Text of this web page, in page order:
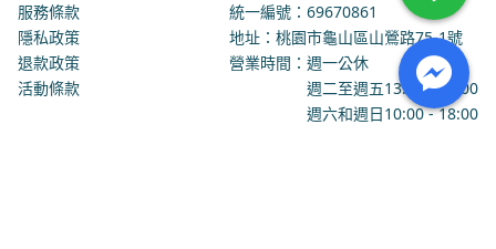
服務條款
隱私政策
退款政策
活動條款
統一編號：69670861
地址：桃園市龜山區山鶯路75-1號
營業時間：週一公休
週二至週五13:00 - 18:00
週六和週日10:00 - 18:00